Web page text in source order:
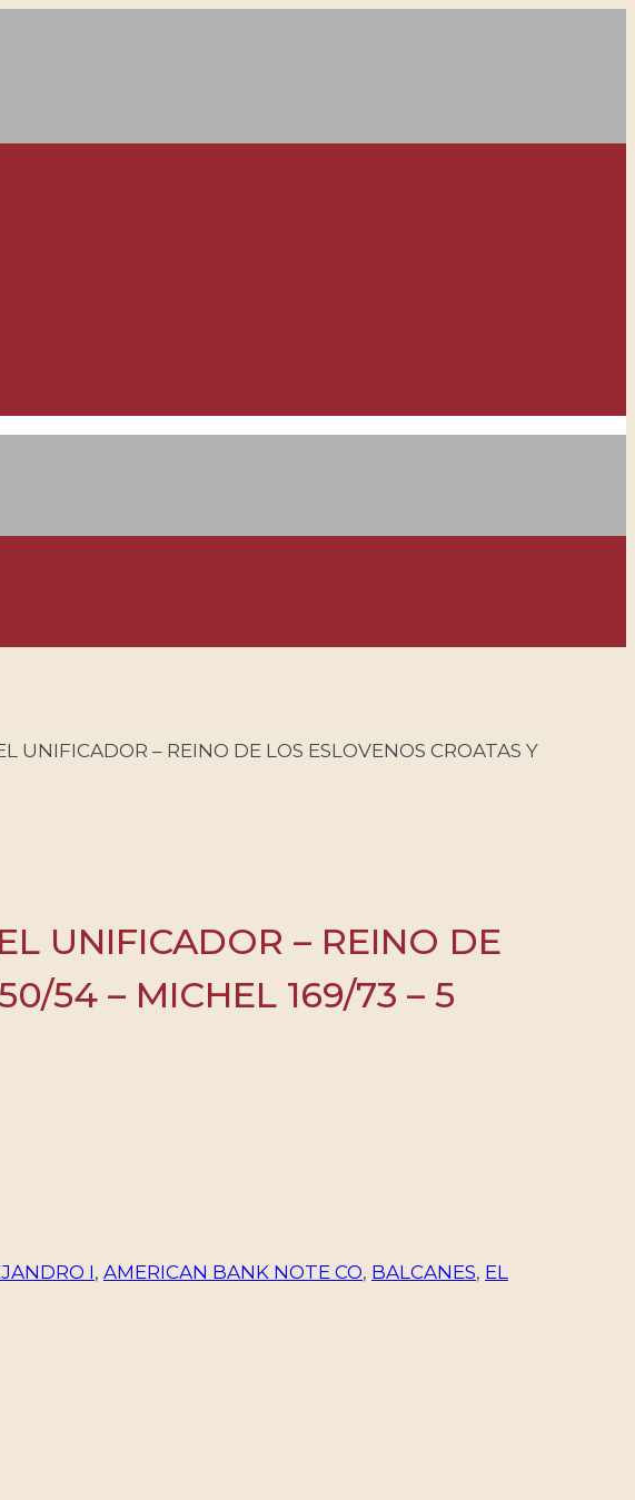
UNIFICADOR – REINO DE LOS ESLOVENOS CROATAS Y
UNIFICADOR – REINO DE
54 – MICHEL 169/73 – 5
I, AMERICAN BANK NOTE CO, BALCANES, EL